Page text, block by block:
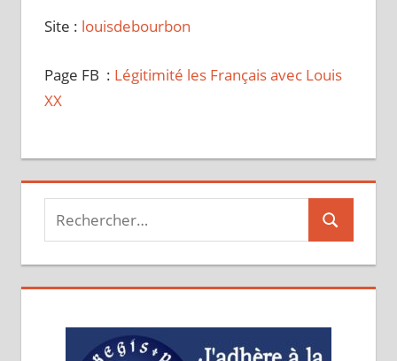
Site : louisdebourbon
Page FB : Légitimité les Français avec Louis
XX
Recherche
pour :